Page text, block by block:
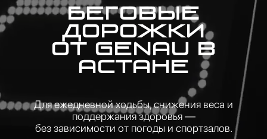
Беговые
дорожки
от GENAU в
Астане
Для ежедневной ходьбы, снижения веса и
поддержания здоровья —
без зависимости от погоды и спортзалов.